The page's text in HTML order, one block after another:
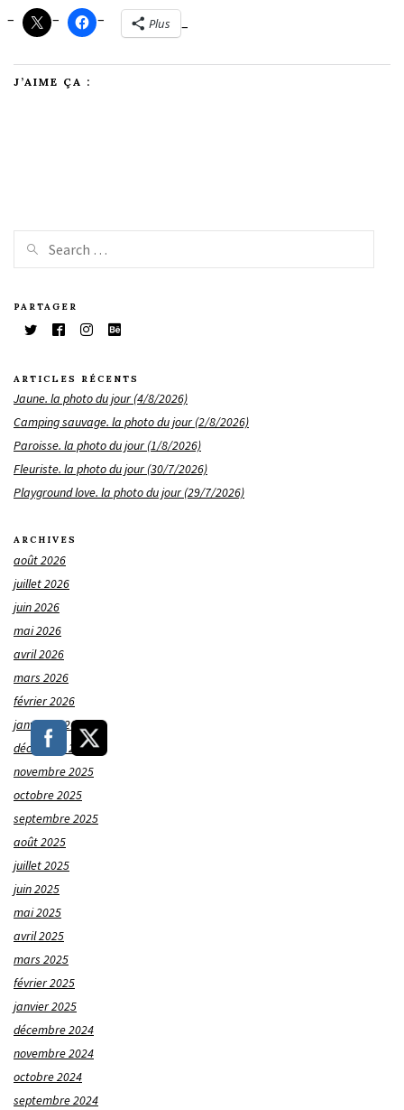
Plus
J’AIME ÇA :
PARTAGER
ARTICLES RÉCENTS
Jaune. la photo du jour (4/8/2026)
Camping sauvage. la photo du jour (2/8/2026)
Paroisse. la photo du jour (1/8/2026)
Fleuriste. la photo du jour (30/7/2026)
Playground love. la photo du jour (29/7/2026)
ARCHIVES
août 2026
juillet 2026
juin 2026
mai 2026
avril 2026
mars 2026
février 2026
janvier 2026
décembre 2025
novembre 2025
octobre 2025
septembre 2025
août 2025
juillet 2025
juin 2025
mai 2025
avril 2025
mars 2025
février 2025
janvier 2025
décembre 2024
novembre 2024
octobre 2024
septembre 2024